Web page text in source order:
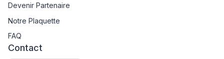
Devenir Partenaire
Notre Plaquette
FAQ
Contact